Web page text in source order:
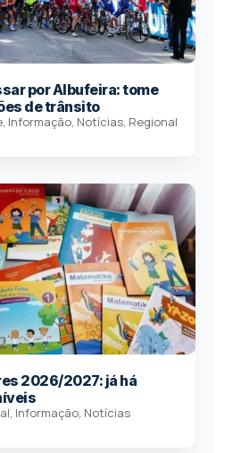
por Albufeira: tome
de trânsito
, Informação, Notícias, Regional
2026/2027: já há
Informação Notícias